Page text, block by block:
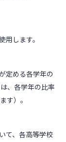
します。
定める各学年の
、各学年の比率
す）。
て、各高等学校